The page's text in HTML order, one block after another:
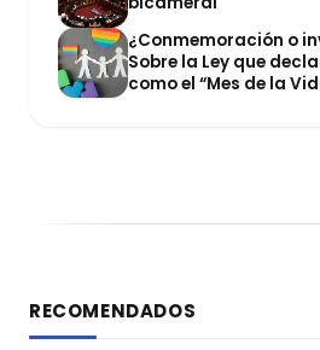
¿Conmemoración o
Sobre la Ley que
como el “Mes de la
RECOMENDADOS
DERECHO REGISTRAL